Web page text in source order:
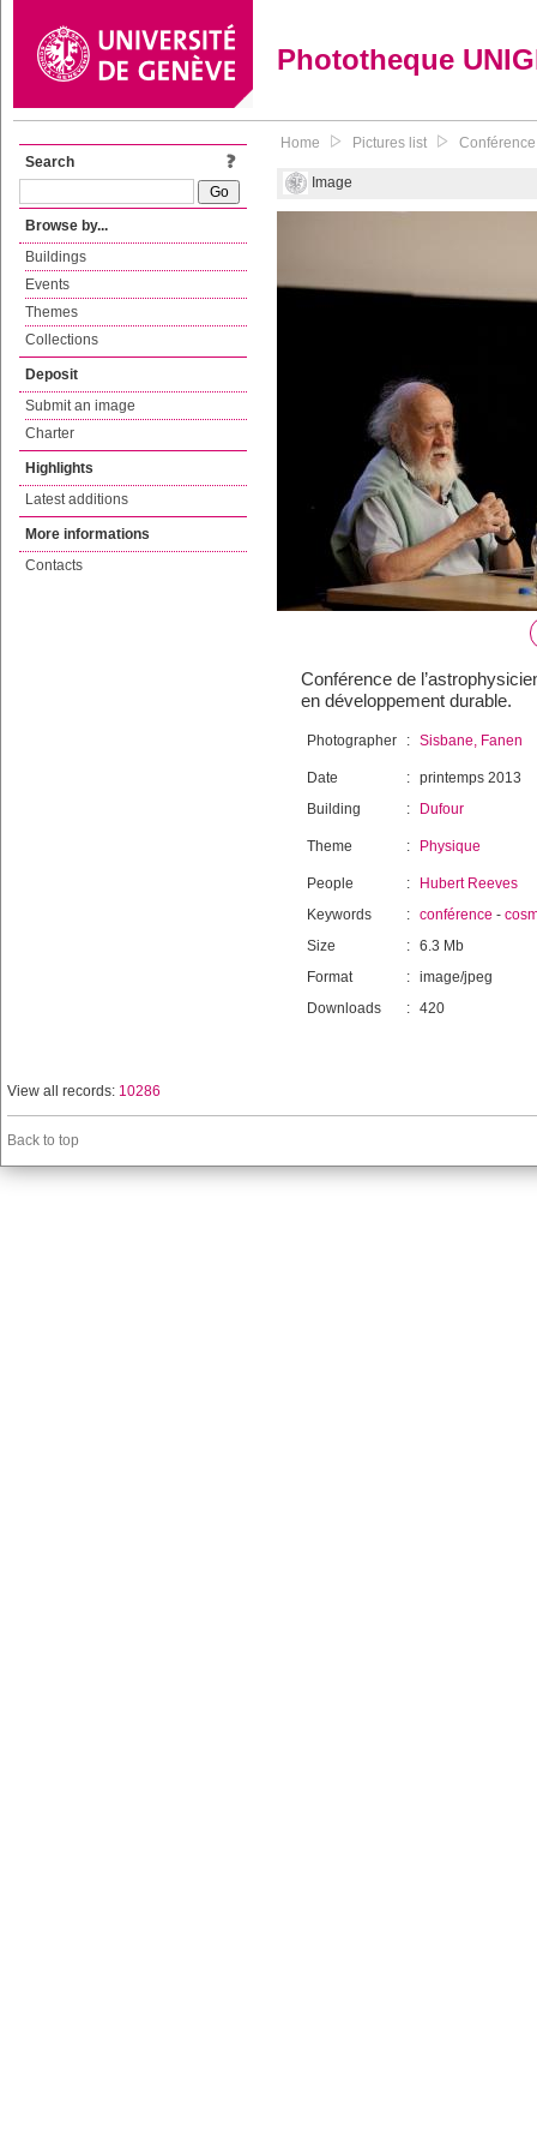
Phototheque
Search
Browse by...
Buildings
Events
Themes
Collections
Deposit
Submit an image
Charter
Highlights
Latest additions
More informations
Contacts
Home Pictures list
Image
Conférence de
en développement durable.
Photographer : Sisbane, Fanen
Date : printemps 2013
Building
: Dufour
Theme : Physique
People :
Hubert Reeves
Keywords
: conférence -
Size
: 6.3 Mb
Format
: image/jpeg
Downloads
: 420
View all records: 10286
Back to top